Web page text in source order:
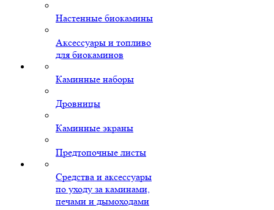
Настенные биокамины
Аксессуары и топливо
для биокаминов
Каминные наборы
Дровницы
Каминные экраны
Предтопочные листы
Средства и аксессуары
по уходу за каминами,
печами и дымоходами